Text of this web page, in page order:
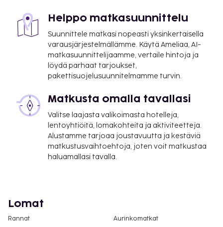
Helppo matkasuunnittelu
Suunnittele matkasi nopeasti yksinkertaisella
varausjärjestelmällämme. Käytä Ameliaa, AI-
matkasuunnittelijaamme, vertaile hintoja ja
löydä parhaat tarjoukset,
pakettisuojelusuunnitelmamme turvin.
Matkusta omalla tavallasi
Valitse laajasta valikoimasta hotelleja,
lentoyhtiöitä, lomakohteita ja aktiviteetteja.
Alustamme tarjoaa joustavuutta ja kestäviä
matkustusvaihtoehtoja, joten voit matkustaa
haluamallasi tavalla.
Lomat
Rannat
Aurinkomatkat